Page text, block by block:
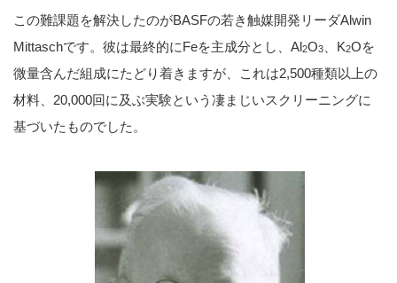
この難課題を解決したのがBASFの若き触媒開発リーダAlwin
Mittaschです。彼は最終的にFeを主成分とし、Al2O3 、K2Oを
微量含んだ組成にたどり着きますが、これは2,500種類以上の
材料、20,000回に及ぶ実験という凄まじいスクリーニングに
基づいたものでした。